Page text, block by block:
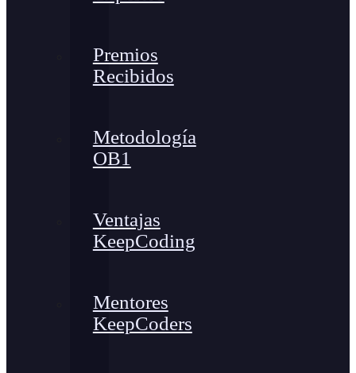
Premios
Recibidos
Metodología
OB1
Ventajas
KeepCoding
Mentores
KeepCoders